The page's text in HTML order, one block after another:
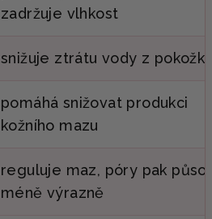
zadržuje vlhkost
snižuje ztrátu vody z
pomáhá snižovat produkci
kožního mazu
reguluje maz, póry pak
méně výrazně